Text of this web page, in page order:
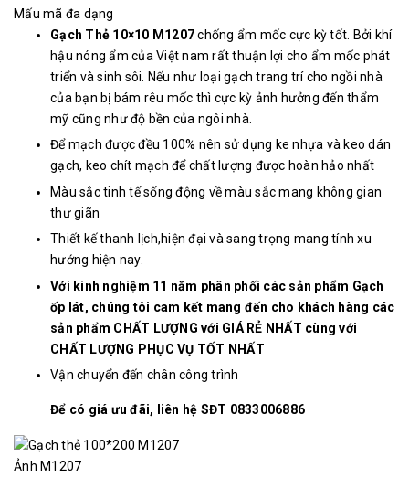
Mấu mã đa dạng
Gạch Thẻ 10×10 M1207chống ẩm mốc cực kỳ tốt. Bởi khí
hậu nóng ẩm của Việt nam rất thuận lợi cho ẩm mốc phát
triển và sinh sôi. Nếu như loại gạch trang trí cho ngồi nhà
của bạn bị bám rêu mốc thì cực kỳ ảnh hưởng đến thẩm
mỹ cũng như độ bền của ngôi nhà.
Để mạch được đều 100% nên sử dụng ke nhựa và keo dán
gạch, keo chít mạch để chất lượng được hoàn hảo nhất
Màu sắc tinh tế sống động về màu sắc mang không gian
thư giãn
Thiết kế thanh lịch,hiện đại và sang trọng mang tính xu
hướng hiện nay.
Với kinh nghiệm 11 năm phân phối các sản phẩm Gạch
ốp lát, chúng tôi cam kết mang đến cho khách hàng các
sản phẩm CHẤT LƯỢNG với GIÁ RẺ NHẤT cùng với
CHẤT LƯỢNG PHỤC VỤ TỐT NHẤT
Vận chuyển đến chân công trình
Để có giá ưu đãi, liên hệ SĐT 0833006886
Ảnh M1207